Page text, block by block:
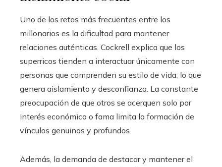
Uno de los retos más frecuentes entre los
millonarios es la dificultad para mantener
relaciones auténticas. Cockrell explica que los
superricos tienden a interactuar únicamente con
personas que comprenden su estilo de vida, lo que
genera aislamiento y desconfianza. La constante
preocupación de que otros se acerquen solo por
interés económico o fama limita la formación de
vínculos genuinos y profundos.
Además, la demanda de destacar y mantener el